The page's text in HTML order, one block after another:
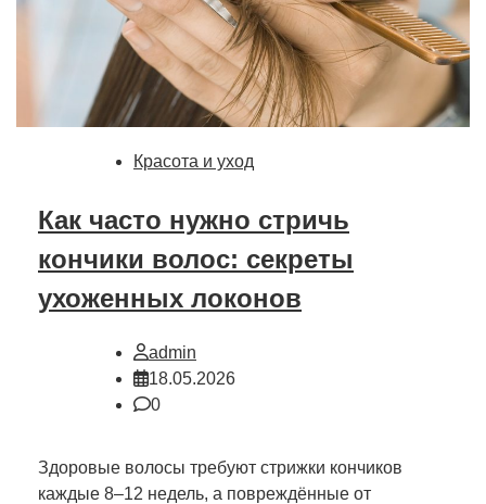
Красота и уход
Как часто нужно стричь
кончики волос: секреты
ухоженных локонов
admin
18.05.2026
0
Здоровые волосы требуют стрижки кончиков
каждые 8–12 недель, а повреждённые от